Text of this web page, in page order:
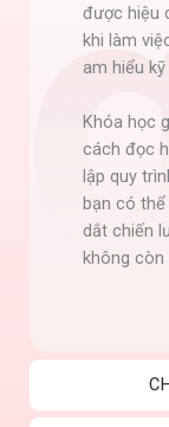
được hiệu
khi làm
am hiểu
Khóa học
cách đọc
lập quy
bạn có thể
dắt chiến
không còn